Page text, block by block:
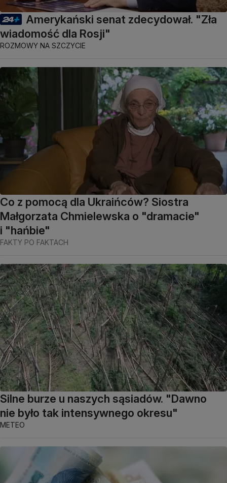
Amerykański senat zdecydował. "Zła
wiadomość dla Rosji"
ROZMOWY NA SZCZYCIE
Co z pomocą dla Ukraińców? Siostra
Małgorzata Chmielewska o "dramacie"
i "hańbie"
FAKTY PO FAKTACH
Silne burze u naszych sąsiadów. "Dawno
nie było tak intensywnego okresu"
METEO